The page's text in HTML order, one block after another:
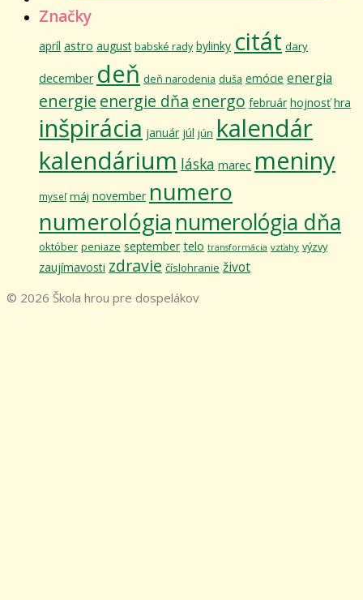
Značky
apríl astro august babské rady bylinky citát dary
december deň deň narodenia duša emócie energia
energie energie dňa energo február hojnosť hra
inšpirácia január júl jún kalendár
kalendárium láska marec meniny
myseľ máj november numero
numerológia numerológia dňa
október peniaze september telo transformácia vzťahy výzvy
zaujímavosti zdravie číslohranie život
© 2026 Škola hrou pre dospelákov